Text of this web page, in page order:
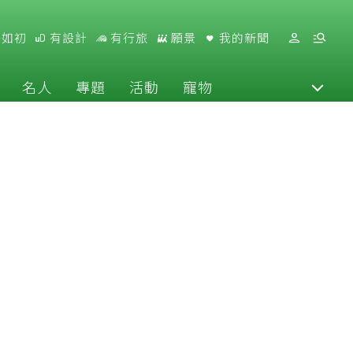
初 有設計 有行旅 願景 我的新聞
名人 專題 活動 寵物